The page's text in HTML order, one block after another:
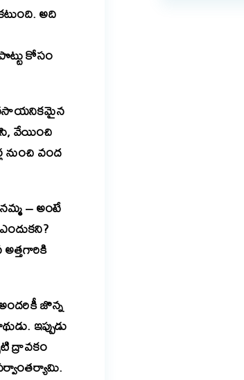
అది
కోసం
రసాయనికమైన
వేయించి
నుంచి వంద
– అంటే
జొన్న
ఇప్పుడు
ద్రావకం